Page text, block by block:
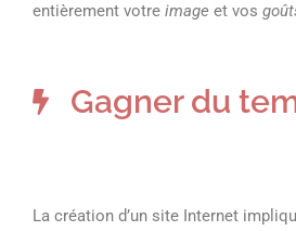
entièrement votre image et vos
Gagner du
La création d’un site Internet